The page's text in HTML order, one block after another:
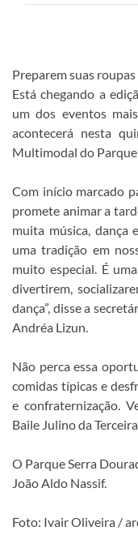
Preparem suas
Está chegando a
um dos eventos
acontecerá nesta
Multimodal do
Com início marcado
promete animar a
muita música, dança
uma tradição em
muito especial. É
divertirem,
dança”, disse a
Andréa Lizun.
Não perca essa
comidas típicas e
e confraternização.
Baile Julino da
O Parque Serra
João Aldo Nassif.
Foto: Ivair Oliveira /